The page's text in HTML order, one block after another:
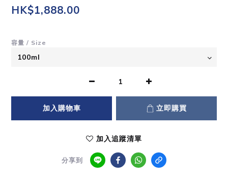
HK$1,888.00
容量 / Size
加入購物車 立即購買
加入追蹤清單
分享到